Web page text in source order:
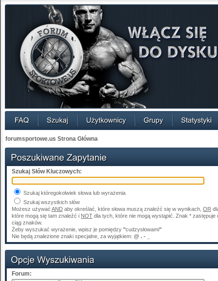
forumsportowe.us Strona Główna
Szukaj Słów Kluczowych:
Szukaj któregokolwiek słowa lub wyrażenia
Szukaj wszystkich słów
Możesz używać AND aby określać, które słowa muszą znaleźć się w wynikach, OR
które mogą się tam znaleźć i NOT dla tych, które nie mogą wystąpić. Znak * zastępuje
ciąg znaków.
Żeby wyszukać wyrażenie, wpisz je pomiędzy "cudzysłowami"
Nie będą znalezione znaki specjalne, za wyjątkiem: @ . - _
Forum: